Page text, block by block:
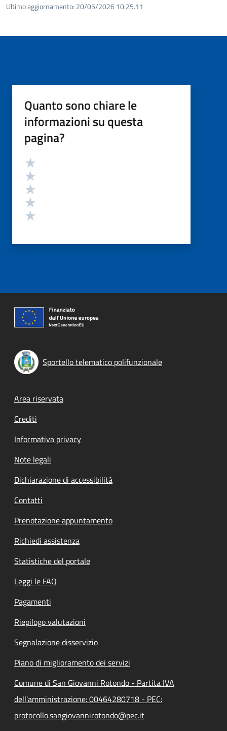
Ultimo aggiornamento: 20/05/2026 10:25.11
Quanto sono chiare le
informazioni su questa
pagina?
Valutazione
Sportello telematico polifunzionale
Footer menu
Area riservata
Crediti
Informativa privacy
Note legali
Dichiarazione di accessibilità
Contatti
Prenotazione appuntamento
Richiedi assistenza
Statistiche del portale
Leggi le FAQ
Pagamenti
Riepilogo valutazioni
Segnalazione disservizio
Piano di miglioramento dei servizi
Comune di San Giovanni Rotondo - Partita IVA
dell'amministrazione: 00464280718 - PEC:
protocollo.sangiovannirotondo@pec.it